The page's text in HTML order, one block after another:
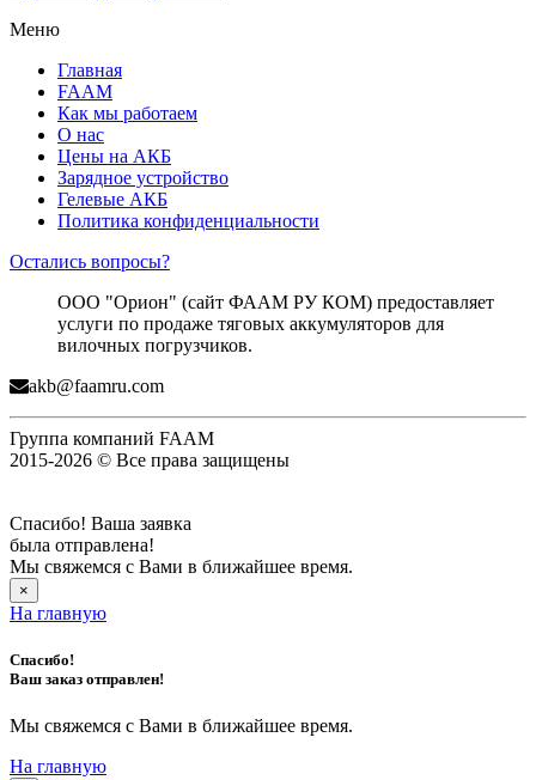
Меню
Главная
FAAM
Как мы работаем
О нас
Цены на АКБ
Зарядное устройство
Гелевые АКБ
Политика конфиденциальности
Остались вопросы?
ООО "Орион" (сайт ФААМ РУ КОМ) предоставляет
услуги по продаже тяговых аккумуляторов для
вилочных погрузчиков.
akb@faamru.com
Группа компаний FAAM
2015-2026 © Все права защищены
Спасибо! Ваша заявка
была отправлена!
Мы свяжемся с Вами в ближайшее время.
×
На главную
Спасибо!
Ваш заказ отправлен!
Мы свяжемся с Вами в ближайшее время.
На главную